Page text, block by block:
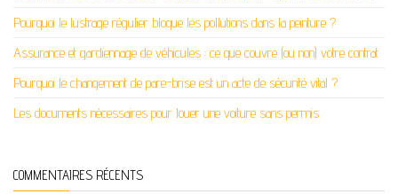
Pourquoi le lustrage régulier bloque les pollutions dans la peinture ?
Assurance et gardiennage de véhicules : ce que couvre (ou non) votre contrat
Pourquoi le changement de pare-brise est un acte de sécurité vital ?
Les documents nécessaires pour louer une voiture sans permis
COMMENTAIRES RÉCENTS